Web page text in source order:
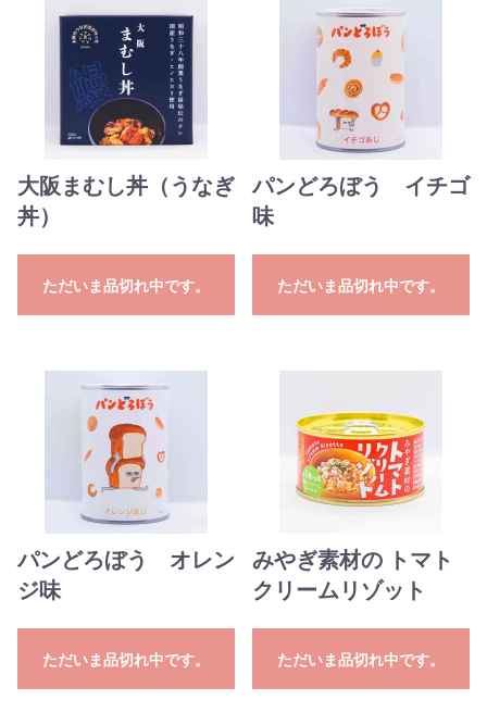
大阪まむし丼（うなぎ
丼）
ただいま品切れ中です。
パンどろぼう イチゴ
味
ただいま品切れ中です。
パンどろぼう オレン
ジ味
ただいま品切れ中です。
みやぎ素材の トマト
クリームリゾット
ただいま品切れ中です。